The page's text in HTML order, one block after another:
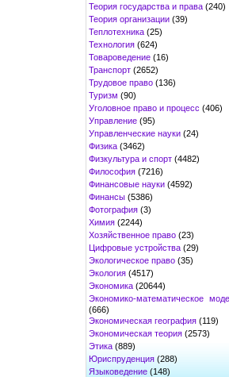
Теория государства и права (240)
Теория организации (39)
Теплотехника (25)
Технология (624)
Товароведение (16)
Транспорт (2652)
Трудовое право (136)
Туризм (90)
Уголовное право и процесс (406)
Управление (95)
Управленческие науки (24)
Физика (3462)
Физкультура и спорт (4482)
Философия (7216)
Финансовые науки (4592)
Финансы (5386)
Фотография (3)
Химия (2244)
Хозяйственное право (23)
Цифровые устройства (29)
Экологическое право (35)
Экология (4517)
Экономика (20644)
Экономико-математическое
(666)
Экономическая география (119)
Экономическая теория (2573)
Этика (889)
Юриспруденция (288)
Языковедение (148)